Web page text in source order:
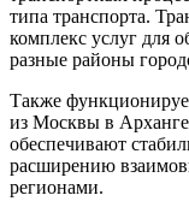
типа транспорта.
комплекс услуг для
разные районы
Также
из Москвы в
обеспечивают
расширению
регионами.